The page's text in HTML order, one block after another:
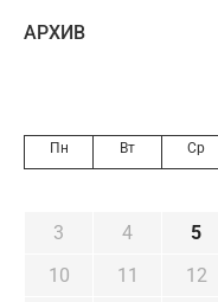
AРХИВ
Пн Вт Ср
3
4 5
10
11 12